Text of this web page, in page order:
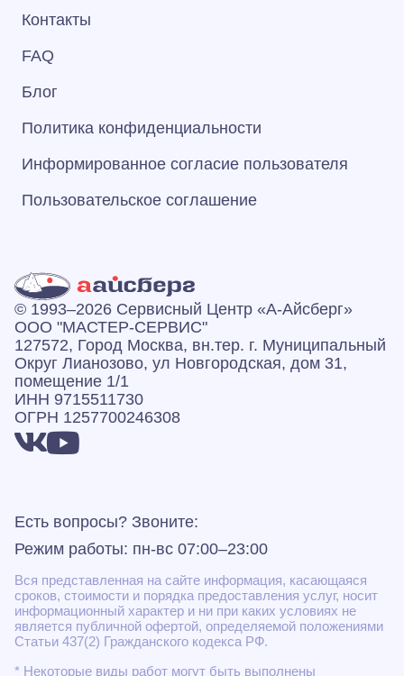
Контакты
FAQ
Блог
Политика конфиденциальности
Информированное согласие пользователя
Пользовательское соглашение
© 1993–2026 Сервисный Центр «А‑Айсберг»
ООО "МАСТЕР-СЕРВИС"
127572, Город Москва, вн.тер. г. Муниципальный
Округ Лианозово, ул Новгородская, дом 31,
помещение 1/1
ИНН 9715511730
ОГРН 1257700246308
Есть вопросы? Звоните:
Режим работы: пн-вс 07:00–23:00
Вся представленная на сайте информация, касающаяся
сроков, стоимости и порядка предоставления услуг, носит
информационный характер и ни при каких условиях не
является публичной офертой, определяемой положениями
Статьи 437(2) Гражданского кодекса РФ.
* Некоторые виды работ могут быть выполнены